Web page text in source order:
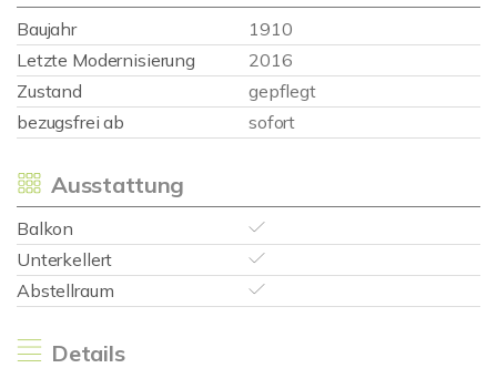
Baujahr
1910
Letzte Modernisierung
2016
Zustand
gepflegt
bezugsfrei ab
sofort
Ausstattung
Balkon
Unterkellert
Abstellraum
Details